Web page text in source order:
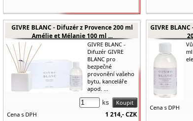
GIVRE BLANC - Difuzér z Provence 200 ml
Amélie et Mélanie 100 ml ...
GIVRE BLANC -
Difuzér GIVRE
BLANC pro
bezpečné
provonění vašeho
bytu, kanceláře
apod. ...
ks
Cena s DPH
1 214,-CZK
GIVRE
Cena s DPH